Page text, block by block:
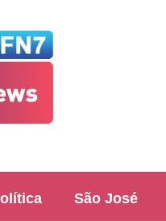
São José